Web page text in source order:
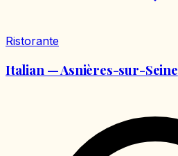
Ristorante
Italian — Asnières-sur-Seine